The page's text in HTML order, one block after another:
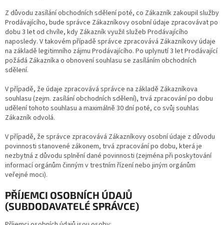
Z důvodu zasílání obchodních sdělení poté, co Zákazník zakoupil služby
Prodávajícího, bude správce Zákazníkovy osobní údaje zpracovávat po
dobu 3 let od chvíle, kdy Zákazník využil služeb Prodávajícího
naposledy. V takovém případě správce zpracovává Zákazníkovy údaje
na základě legitimního zájmu Prodávajícího. Po uplynutí 3 let Prodávající
požádá Zákazníka o obnovení souhlasu se zasíláním obchodních
sdělení.
V případě, že údaje zpracovává správce na základě Zákazníkova
souhlasu (zejm. zasílání obchodních sdělení), trvá zpracování po dobu
udělení tohoto souhlasu a maximálně 30 dní poté, co svůj souhlas
Zákazník odvolá.
V případě, že správce zpracovává Zákazníkovy osobní údaje z důvodu
povinnosti stanovené zákonem, trvá zpracování po dobu, která je
nezbytná z důvodu splnění dané povinnosti (zejména při poskytování
informací orgánům činným v trestním řízení nebo jiným orgánům
veřejné moci).
PŘÍJEMCI OSOBNÍCH ÚDAJŮ
(SUBDODAVATELÉ SPRÁVCE)